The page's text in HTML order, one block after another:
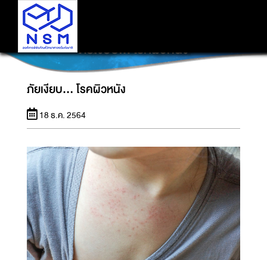
ภัยเงียบ... โรคผิวหนัง
ภัยเงียบ... โรคผิวหนัง
18 ธ.ค. 2564